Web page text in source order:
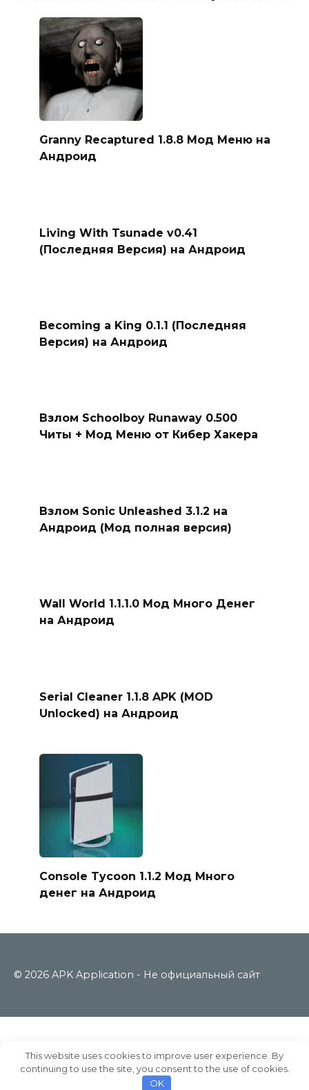
Granny Recaptured 1.8.8 Мод Меню на
Андроид
Living With Tsunade v0.41
(Последняя Версия) на Андроид
Becoming a King 0.1.1 (Последняя
Версия) на Андроид
Взлом Schoolboy Runaway 0.500
Читы + Мод Меню от Кибер Хакера
Взлом Sonic Unleashed 3.1.2 на
Андроид (Мод полная версия)
Wall World 1.1.1.0 Мод Много Денег
на Андроид
Serial Cleaner 1.1.8 APK (MOD
Unlocked) на Андроид
Console Tycoon 1.1.2 Мод Много
денег на Андроид
© 2026 APK Application - Не официальный сайт
This website uses cookies to improve user experience. By
continuing to use the site, you consent to the use of cookies.
OK